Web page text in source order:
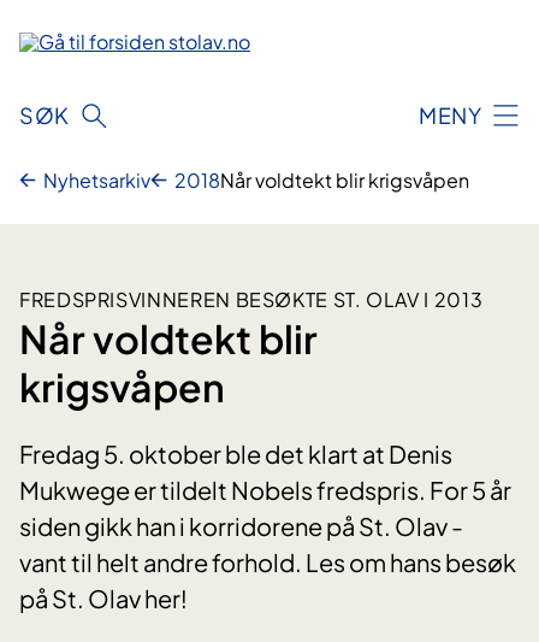
innhold
SØK MENY
Nyhetsarkiv 2018Når voldtekt blir krigsvåpen
FREDSPRISVINNEREN BESØKTE ST. OLAV I 2013
Når voldtekt blir
krigsvåpen
Fredag 5. oktober ble det klart at Denis
Mukwege er tildelt Nobels fredspris. For 5 år
siden gikk han i korridorene på St. Olav -
vant til helt andre forhold. Les om hans besøk
på St. Olav her!